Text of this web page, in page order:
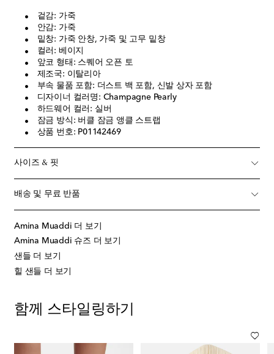
겉감: 가죽
안감: 가죽
밑창: 가죽 안창, 가죽 및 고무 밑창
컬러: 베이지
앞코 형태: 스퀘어 오픈 토
제조국: 이탈리아
부속 물품 포함: 더스트 백 포함, 신발 상자 포함
디자이너 컬러명: Champagne Pearly
하드웨어 컬러: 실버
잠금 방식: 버클 잠금 앵클 스트랩
상품 번호: P01142469
사이즈 & 핏
배송 및 무료 반품
Amina Muaddi 더 보기
Amina Muaddi 슈즈 더 보기
샌들 더 보기
힐 샌들 더 보기
함께 스타일링하기